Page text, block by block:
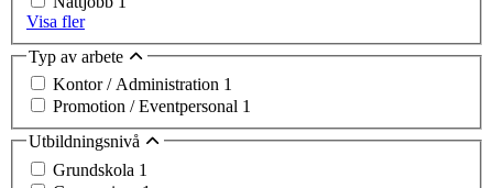
Visa fler
Typ av arbete
Kontor / Administration 1
Promotion / Eventpersonal 1
Utbildningsnivå
Grundskola 1